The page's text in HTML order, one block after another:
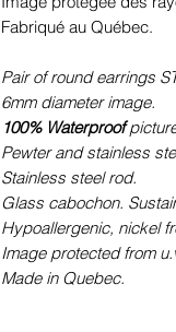
Fabriqué au Québec.
Pair of round earrings
6mm diameter image.
100% Waterproof
Pewter and stainless
Stainless steel rod.
Glass cabochon.
Hypoallergenic, nickel
Image protected from
Made in Quebec.